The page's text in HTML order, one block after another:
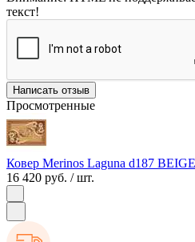
текст!
Написать отзыв
Просмотренные
Ковер Merinos Laguna d187
16 420 руб. / шт.